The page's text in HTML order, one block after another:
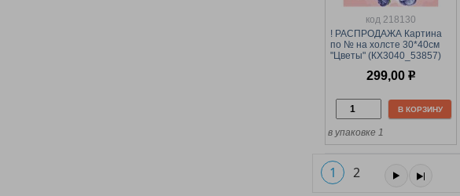
код 218130
! РАСПРОДАЖА Картина
по № на холсте 30*40см
"Цветы" (КХ3040_53857)
красками299,00 р
В КОРЗИНУ
в упаковке 1
1 2